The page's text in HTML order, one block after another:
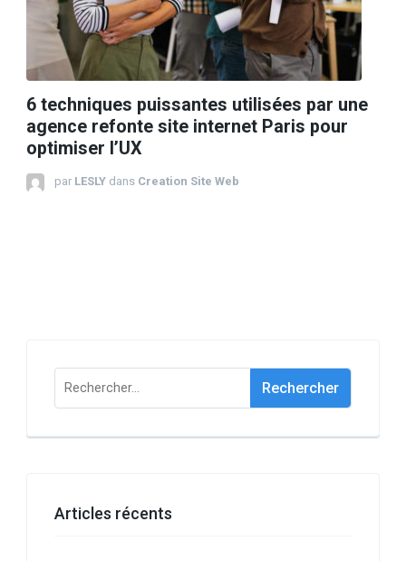
6 techniques puissantes utilisées par une
agence refonte site internet Paris pour
optimiser l’UX
par LESLY dans Creation Site Web
Rechercher :
Articles récents